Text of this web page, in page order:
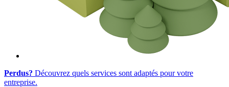
Perdus? Découvrez quels services sont adaptés pour votre
entreprise.